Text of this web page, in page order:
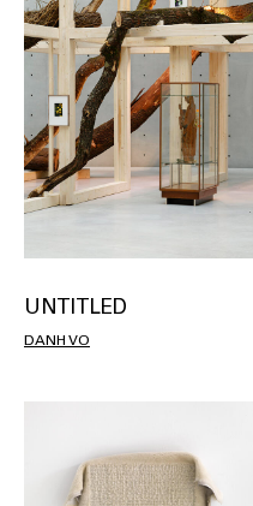
UNTITLED
DANH VO